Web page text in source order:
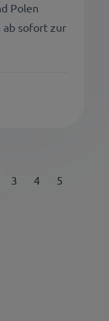
Polen
ab sofort zur
3 4 5